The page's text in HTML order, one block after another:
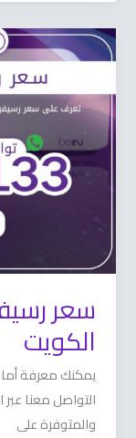
الكويت
يمكنك معرفة أماكن
والمتوفرة على
سعر
رسيفر
بي
66633738
الكويت